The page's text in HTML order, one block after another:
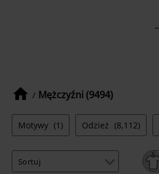
Mężczyźni (9494)
Motywy (1) Odzież (8,112)